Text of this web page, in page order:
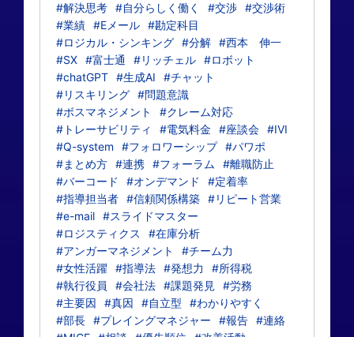
#解決思考 #自分らしく働く #交渉 #交渉術
#業績 #Eメール #勘定科目
#ロジカル・シンキング #分解 #西本 伸一
#SX #富士通 #リッチェル #ロボット
#chatGPT #生成AI
#チャット
#リスキリング #問題意識
#ボスマネジメント
#クレーム対応
#トレーサビリティ
#電気料金 #座談会 #IVI
#Q-system
#フォロワーシップ #パワポ
#まとめ方 #連携 #フォーラム
#離職防止
#バーコード
#オンデマンド
#定着率
#指導担当者 #信頼関係構築 #リピート営業
#e-mail #スライドマスター
#ロジスティクス
#在庫分析
#アンガーマネジメント
#チーム力
#女性活躍 #指導法 #発想力
#所得税
#執行役員
#会社法 #課題発見
#労務
#主要因
#真因 #自立型
#わかりやすく
#部長 #プレイングマネジャー #報告 #連絡